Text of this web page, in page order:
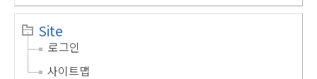
Site
로그인
사이트맵